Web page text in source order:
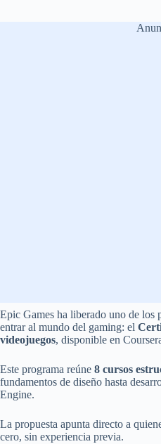
Epic Games ha liberado uno de los
entrar al mundo del gaming: el
videojuegos, disponible en
Este programa reúne 8 cursos
fundamentos de diseño hasta
Engine.
La propuesta apunta directo a
cero, sin experiencia previa.